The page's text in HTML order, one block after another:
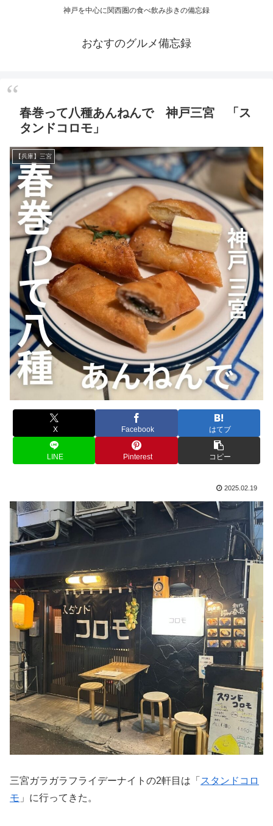
神戸を中心に関西圏の食べ飲み歩きの備忘録
おなすのグルメ備忘録
春巻って八種あんねんで 神戸三宮 「ス
タンドコロモ」
【兵庫】三宮
X Facebook はてブ
LINE Pinterest コピー
2025.02.19
三宮ガラガラフライデーナイトの2軒目は「 スタンドコロ
モ 」に行ってきた。